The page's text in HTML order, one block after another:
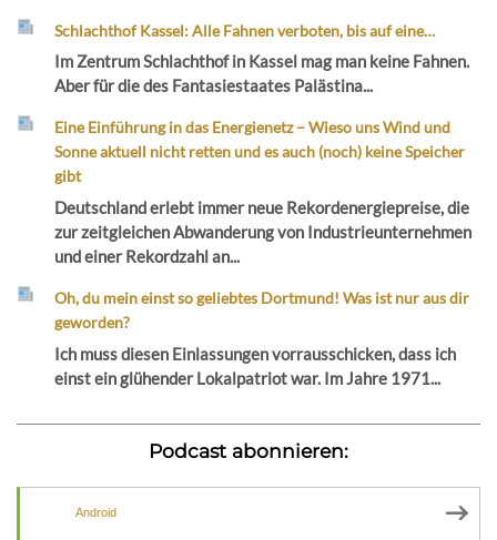
Schlachthof Kassel: Alle Fahnen verboten, bis auf eine…
Im Zentrum Schlachthof in Kassel mag man keine Fahnen.
Aber für die des Fantasiestaates Palästina...
Eine Einführung in das Energienetz – Wieso uns Wind und
Sonne aktuell nicht retten und es auch (noch) keine Speicher
gibt
Deutschland erlebt immer neue Rekordenergiepreise, die
zur zeitgleichen Abwanderung von Industrieunternehmen
und einer Rekordzahl an...
Oh, du mein einst so geliebtes Dortmund! Was ist nur aus dir
geworden?
Ich muss diesen Einlassungen vorrausschicken, dass ich
einst ein glühender Lokalpatriot war. Im Jahre 1971...
Podcast abonnieren:
Android